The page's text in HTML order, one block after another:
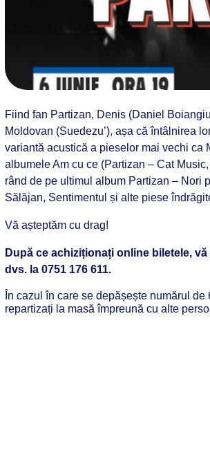
Fiind fan Partizan, Denis (Daniel
Moldovan (Suedezu’), așa că întâlnirea
variantă acustică a pieselor mai vechi ca
albumele Am cu ce (Partizan – Cat
rând de pe ultimul album Partizan – Nori
Sălăjan, Sentimentul și alte piese
Vă așteptăm cu drag!
După ce achiziționați online biletele,
dvs. la 0751 176 611.
În cazul în care se depășește numărul
repartizați la masă împreună cu alte